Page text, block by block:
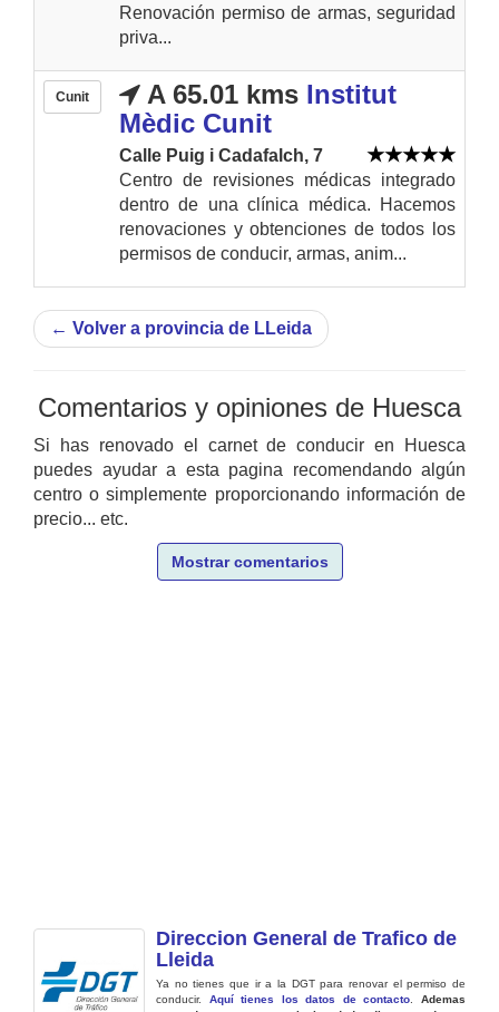
Renovación permiso de armas, seguridad
priva...
Cunit A 65.01 kms Institut
Mèdic Cunit
Calle Puig i Cadafalch, 7
Centro de revisiones médicas integrado
dentro de una clínica médica. Hacemos
renovaciones y obtenciones de todos los
permisos de conducir, armas, anim...
← Volver a provincia de LLeida
Comentarios y opiniones de Huesca
Si has renovado el carnet de conducir en Huesca
puedes ayudar a esta pagina recomendando algún
centro o simplemente proporcionando información de
precio... etc.
Mostrar comentarios
Direccion General de Trafico de
Lleida
Ya no tienes que ir a la DGT para renovar el permiso de
conducir. Aquí tienes los datos de contacto .Ademas